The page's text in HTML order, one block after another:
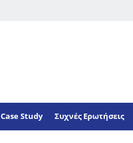
Case Study Συχνές Ερωτήσεις